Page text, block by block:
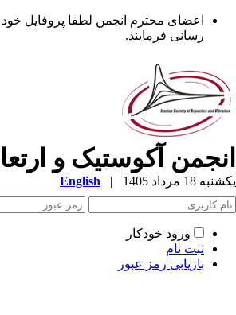
رسانی فرمایند.
آکوستیک و
18 مرداد 1405 |
English
ورود خودکار
ثبت نام
بازیابی رمز عبور